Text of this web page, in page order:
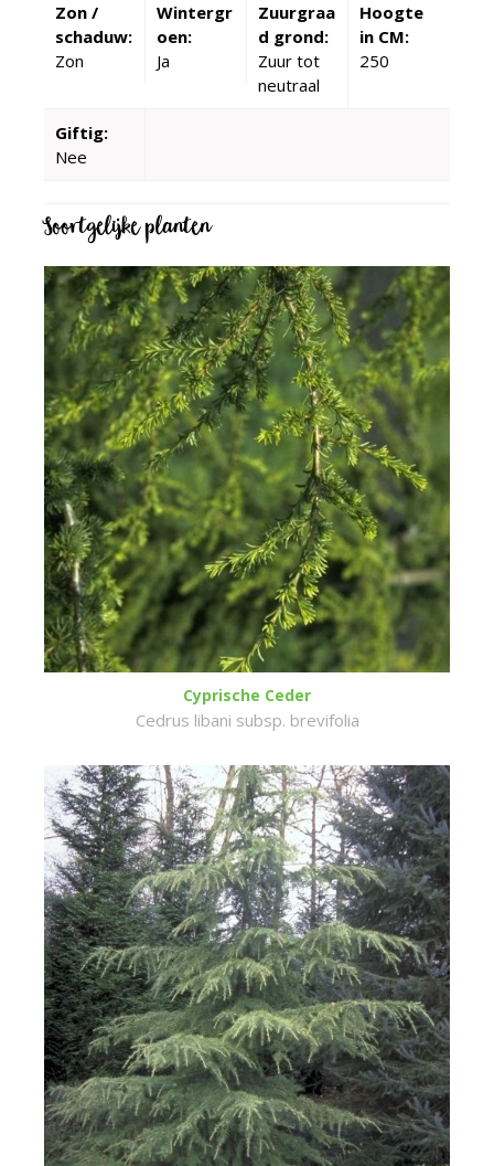
Zon /
schaduw:
Zon
Wintergr
oen:
Ja
Zuurgraa
d grond:
Zuur tot
neutraal
Hoogte
in CM:
250
Giftig:
Nee
Soortgelijke planten
Cyprische Ceder
Cedrus libani subsp. brevifolia